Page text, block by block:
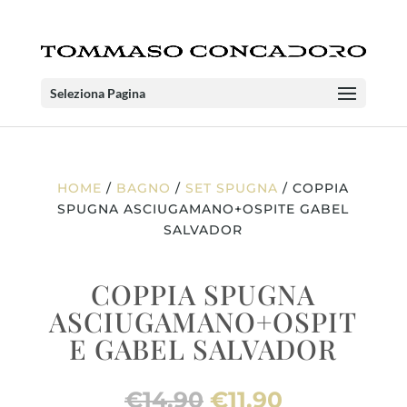
Seleziona Pagina
HOME / BAGNO /SET SPUGNA / COPPIA
SPUGNA ASCIUGAMANO+OSPITE GABEL
SALVADOR
COPPIA SPUGNA
ASCIUGAMANO+OSPIT
E GABEL SALVADOR
€14.90 Il
€11.90Il